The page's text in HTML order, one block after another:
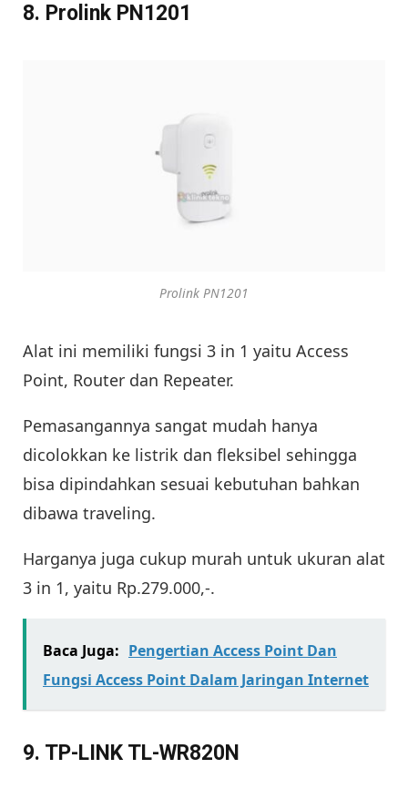
8. Prolink PN1201
Prolink PN1201
Alat ini memiliki fungsi 3 in 1 yaitu Access
Point, Router dan Repeater.
Pemasangannya sangat mudah hanya
dicolokkan ke listrik dan fleksibel sehingga
bisa dipindahkan sesuai kebutuhan bahkan
dibawa traveling.
Harganya juga cukup murah untuk ukuran alat
3 in 1, yaitu Rp.279.000,-.
Baca Juga: Pengertian Access Point Dan
Fungsi Access Point Dalam Jaringan Internet
9. TP-LINK TL-WR820N